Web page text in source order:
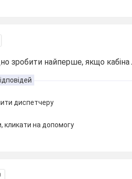
зробити найперше, якщо
диспетчеру
кликати на допомогу